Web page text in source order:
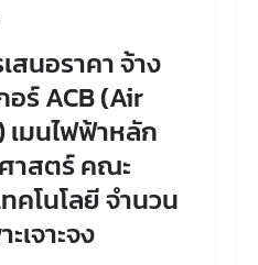
สนอราคา จ้าง
อร์ ACB (Air
เมนไฟฟ้าหลัก
าสตร์ คณะ
คโนโลยี จำนวน
เจาะจง